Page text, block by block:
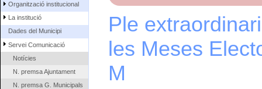
Organització institucional
La institució
Dades del Municipi
Servei Comunicació
Notícies
N. premsa Ajuntament
N. premsa G. Municipals
Ple
les Meses
M